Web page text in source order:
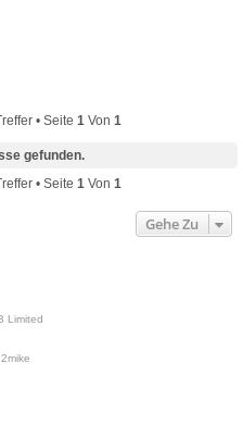
• Seite 1Von 1
gefunden.
• Seite 1Von 1
Gehe Zu
Limited